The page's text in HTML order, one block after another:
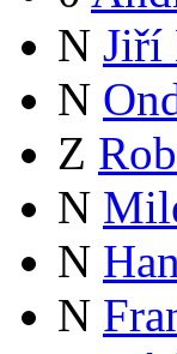
N Jiří
N
Z
N
N
N